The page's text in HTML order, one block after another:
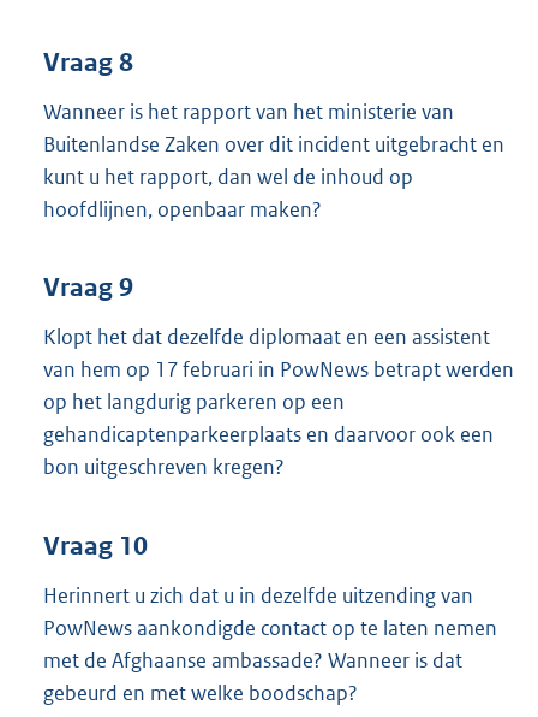
Vraag 8
Wanneer is het rapport van het ministerie van
Buitenlandse Zaken over dit incident uitgebracht en
kunt u het rapport, dan wel de inhoud op
hoofdlijnen, openbaar maken?
Vraag 9
Klopt het dat dezelfde diplomaat en een assistent
van hem op 17 februari in PowNews betrapt werden
op het langdurig parkeren op een
gehandicaptenparkeerplaats en daarvoor ook een
bon uitgeschreven kregen?
Vraag 10
Herinnert u zich dat u in dezelfde uitzending van
PowNews aankondigde contact op te laten nemen
met de Afghaanse ambassade? Wanneer is dat
gebeurd en met welke boodschap?